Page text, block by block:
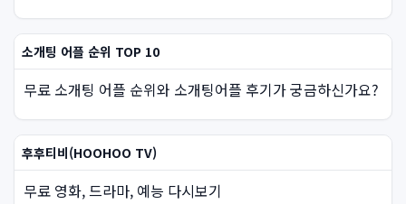
소개팅 어플 순위 TOP 10
무료 소개팅 어플 순위와 소개팅어플 후기가 궁금하신가요?
후후티비(HOOHOO TV)
무료 영화, 드라마, 예능 다시보기